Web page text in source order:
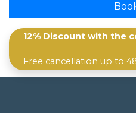
12% Discount with the
Free cancellation up to